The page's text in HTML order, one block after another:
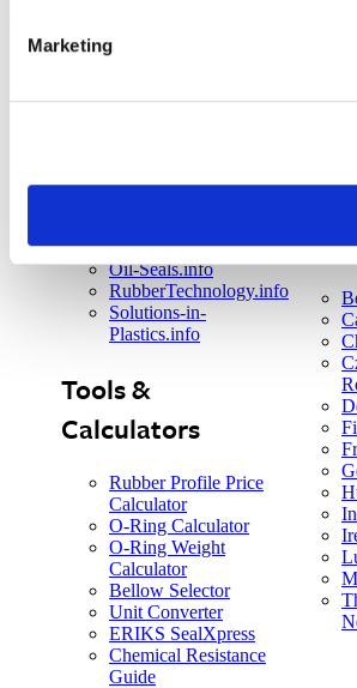
Marketing
© ERIKS nv, 2026.
O-Ring.info
Oil-Seals.info
RubberTechnology.info
Solutions-in-
Plastics.info
Tools &
Calculators
Rubber Profile Price
Calculator
O-Ring Calculator
O-Ring Weight
Calculator
Bellow Selector
Unit Converter
ERIKS SealXpress
Chemical Resistance
Guide